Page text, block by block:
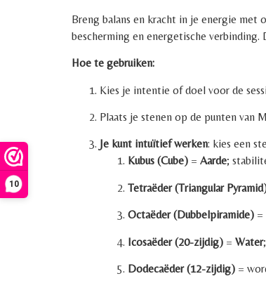
10
Breng balans en kracht in je energie met
bescherming en energetische
Hoe te gebruiken:
Kies je intentie of doel voor de
Plaats je stenen op de punten van
Je kunt intuïtief werken: kies een
Kubus (Cube) = Aarde;
Tetraëder (Triangular
Octaëder (Dubbelpiramide) =
Icosaëder (20-zijdig) = Water
Dodecaëder (12-zijdig) =